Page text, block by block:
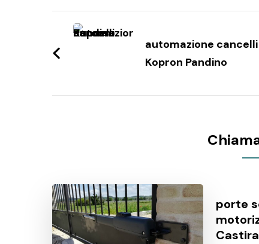
Navigazione
articoli
automazione cancelli
Kopron Pandino
porte